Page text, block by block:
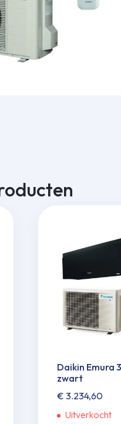
Daikin Emura
zwart
€ 3.234,60
Uitverkocht